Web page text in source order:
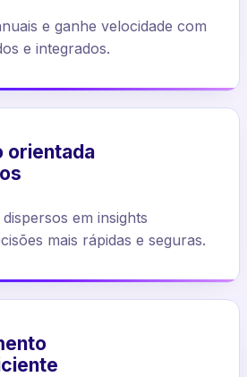
e ganhe velocidade com
e integrados.
orientada
em insights
mais rápidas e seguras.